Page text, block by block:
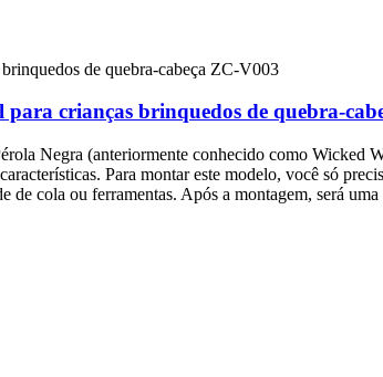
crianças brinquedos de quebra-
Negra (anteriormente conhecido como Wicked
Para montar este modelo, você só
cola ou ferramentas. Após a montagem, será